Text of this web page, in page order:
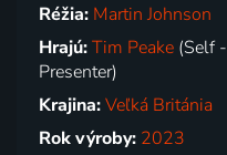
Réžia: Martin Johnson
Hrajú:Tim Peake (Self -
Presenter)
Krajina:Veľká Británia
Rok výroby: 2023